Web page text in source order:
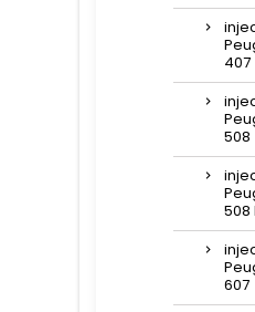
407
508
508
607